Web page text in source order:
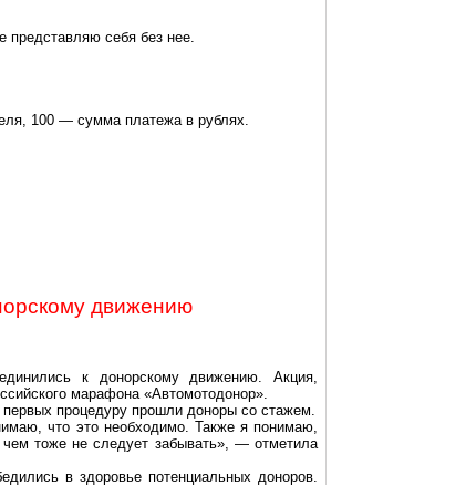
себя без нее.
100 — сумма платежа в рублях.
движению
к донорскому движению. Акция,
марафона «Автомотодонор».
процедуру прошли доноры со стажем.
что это необходимо. Также я понимаю,
чем тоже не следует забывать», — отметила
в здоровье потенциальных доноров.